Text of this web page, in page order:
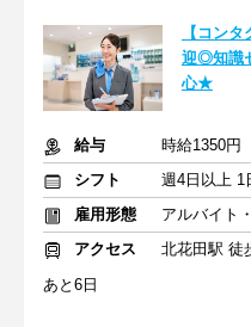
【コン
迎◎知識
心★
給与
時給1350円
シフト
週4日以上 1
雇用形態
アルバイト
アクセス
北花田駅 徒
あと6日